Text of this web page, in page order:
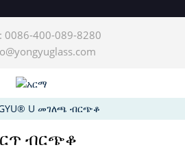
0086-400-089-8280
U መገለጫ ብርጭቆ
ብርጭቆ